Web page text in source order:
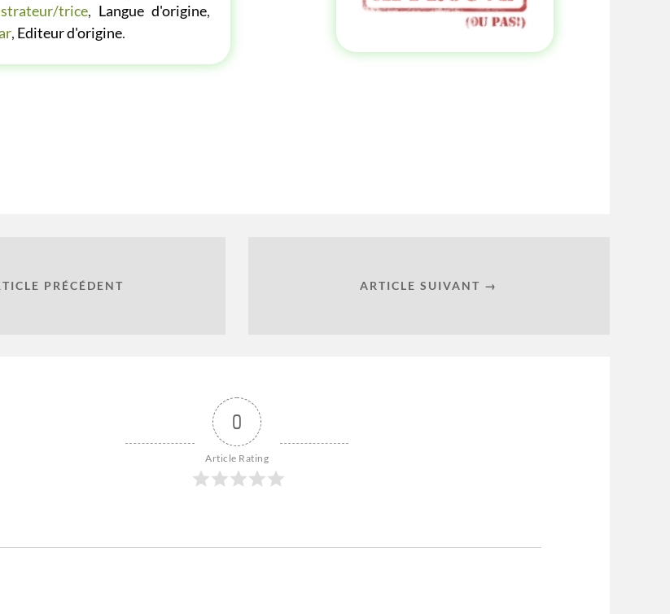
trice, Langue d'origine,
, Editeur d'origine.
PRÉCÉDENT ARTICLE SUIVANT →
0
Article Rating